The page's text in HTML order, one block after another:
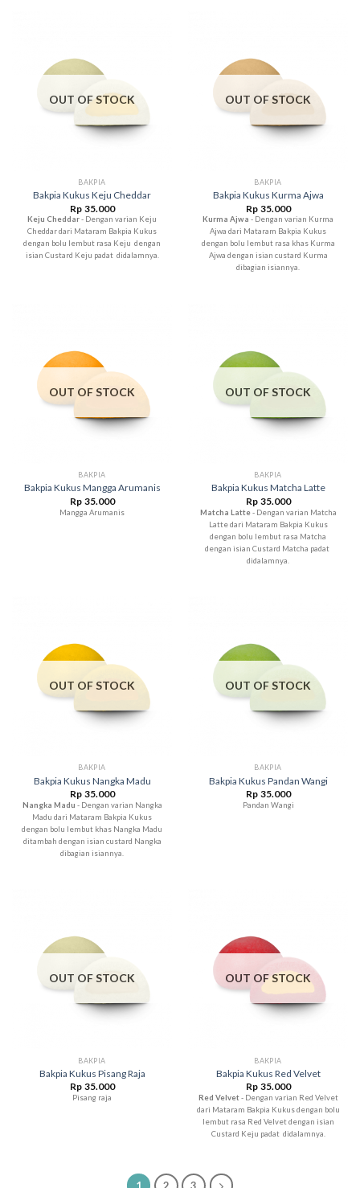
OUT OF STOCK
BAKPIA
Bakpia Kukus Keju Cheddar
Rp 35.000
Keju Cheddar- Dengan varian Keju
Cheddar dari Mataram Bakpia Kukus
dengan bolu lembut rasa Keju dengan
isian Custard Keju padat didalamnya.
OUT OF STOCK
BAKPIA
Bakpia Kukus Kurma Ajwa
Rp 35.000
Kurma Ajwa - Dengan varian Kurma
Ajwa dari Mataram Bakpia Kukus
dengan bolu lembut rasa khas Kurma
Ajwa dengan isian custard Kurma
dibagian isiannya.
OUT OF STOCK
BAKPIA
Bakpia Kukus Mangga Arumanis
Rp 35.000
Mangga Arumanis
OUT OF STOCK
BAKPIA
Bakpia Kukus Matcha Latte
Rp 35.000
Matcha Latte- Dengan varian Matcha
Latte dari Mataram Bakpia Kukus
dengan bolu lembut rasa Matcha
dengan isian Custard Matcha padat
didalamnya.
OUT OF STOCK
BAKPIA
Bakpia Kukus Nangka Madu
Rp 35.000
Nangka Madu - Dengan varian Nangka
Madu dari Mataram Bakpia Kukus
dengan bolu lembut khas Nangka Madu
ditambah dengan isian custard Nangka
dibagian isiannya.
OUT OF STOCK
BAKPIA
Bakpia Kukus Pandan Wangi
Rp 35.000
Pandan Wangi
OUT OF STOCK
BAKPIA
Bakpia Kukus Pisang Raja
Rp 35.000
Pisang raja
OUT OF STOCK
BAKPIA
Bakpia Kukus Red Velvet
Rp 35.000
Red Velvet- Dengan varian Red Velvet
dari Mataram Bakpia Kukus dengan bolu
lembut rasa Red Velvet dengan isian
Custard Keju padat didalamnya.